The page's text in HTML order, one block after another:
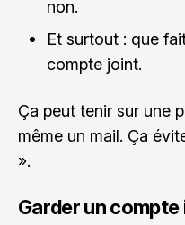
non.
Et surtout : que
compte joint.
Ça peut tenir sur une
même un mail. Ça
».
Garder un